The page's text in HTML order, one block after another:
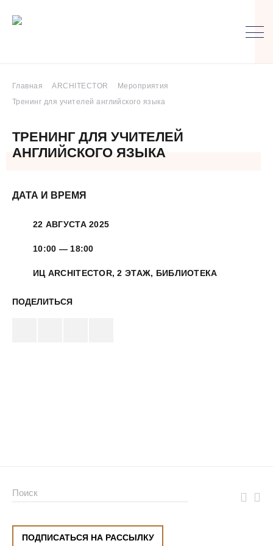
Главная ARCHITECTOR
Мероприятия
Тренинг для учителей английского языка
ТРЕНИНГ ДЛЯ УЧИТЕЛЕЙ
АНГЛИЙСКОГО ЯЗЫКА
ДАТА И ВРЕМЯ
22 АВГУСТА 2025
10:00 — 18:00
ИЦ ARCHITECTOR, 2 ЭТАЖ, БИБЛИОТЕКА
ПОДЕЛИТЬСЯ
ПОДПИСАТЬСЯ НА РАССЫЛКУ